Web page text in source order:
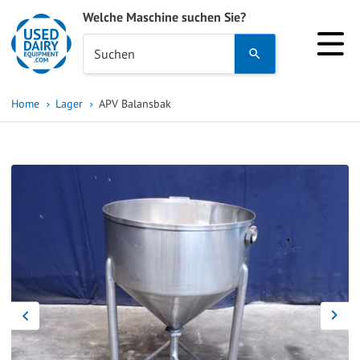
Welche Maschine suchen Sie?
Suchen
select
a
enter
to
go
Home Lager APV Balansbak